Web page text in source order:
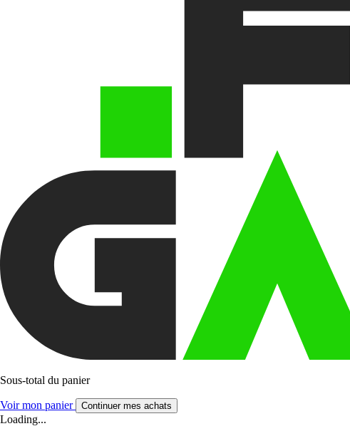
Sous-total du panier
Voir mon panier Continuer mes achats
Loading...